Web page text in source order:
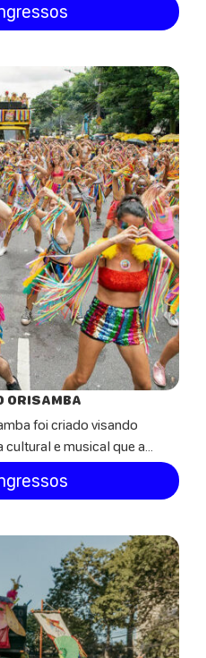
ORISAMBA
foi criado visando
e musical que a...